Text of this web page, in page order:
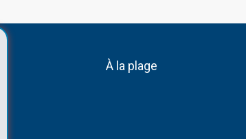
À la plage